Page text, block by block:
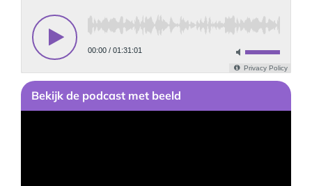
Bekijk de podcast met beeld